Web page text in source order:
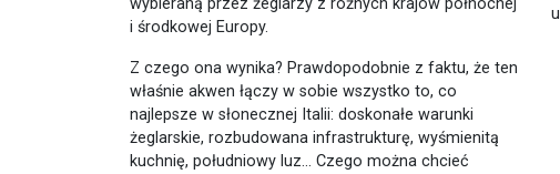
wybieraną przez żeglarzy z różnych krajów północnej
i środkowej Europy.
Z czego ona wynika? Prawdopodobnie z faktu, że ten
właśnie akwen łączy w sobie wszystko to, co
najlepsze w słonecznej Italii: doskonałe warunki
żeglarskie, rozbudowana infrastrukturę, wyśmienitą
kuchnię, południowy luz... Czego można chcieć